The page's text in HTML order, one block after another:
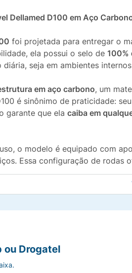
Dellamed D100 em Aço
foi projetada para entregar o
ela possui o selo de 100%
seja em ambientes
em aço carbono, um
é sinônimo de praticidade:
garante que ela caiba em
o modelo é equipado com
Essa configuração de
em aço carbono, garantindo
Totalmente dobrável em
ou Drogatel